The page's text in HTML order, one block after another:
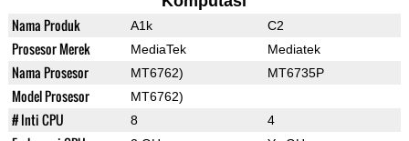
Nama Produk A1k C2
Prosesor Merek MediaTek Mediatek
Nama Prosesor MT6762) MT6735P
Model Prosesor MT6762)
# Inti CPU 8 4